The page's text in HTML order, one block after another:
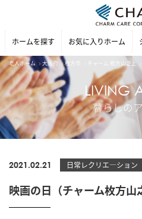
ホームを探す お気に入りホーム
老人ホーム 大阪府 枚方市 チャーム 枚方山之上
LIVING
暮らしの
2021.02.21 日常レクリエ―ション
映画の日（チャーム枚方山